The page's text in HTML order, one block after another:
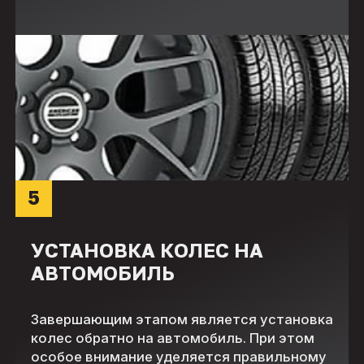
УСТАНОВКА КОЛЕС НА
АВТОМОБИЛЬ
Завершающим этапом является установка
колес обратно на автомобиль. При этом
особое внимание уделяется правильному
5